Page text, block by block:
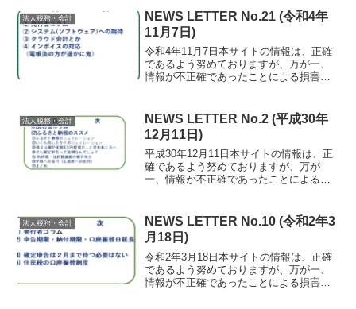
リで不要なものを売っています。安いも
のはネット業者で宅...
法人税務・会計
NEWS LETTER No.21 (令和4年
11月7日)
令和4年11月7日本サイトの情報は、正確
であるよう努めておりますが、万が一、
情報が不正確であったことによる損害に
監査法人にも参加するようになり、久々
に上場企業に往査し...
法人税務・会計
NEWS LETTER No.2 (平成30年
12月11日)
平成30年12月11日本サイトの情報は、正
確であるよう努めておりますが、万が
一、情報が不正確であったことによる損
てイイですよね。12月といえば、ふるさ
と納税の季節。返礼...
法人税務・会計
NEWS LETTER No.10 (令和2年3
月18日)
令和2年3月18日本サイトの情報は、正確
であるよう努めておりますが、万が一、
情報が不正確であったことによる損害に